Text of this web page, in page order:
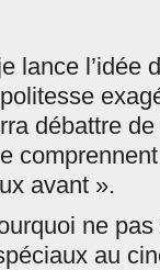
lance l’idée
débattre
avant ».
ne
au